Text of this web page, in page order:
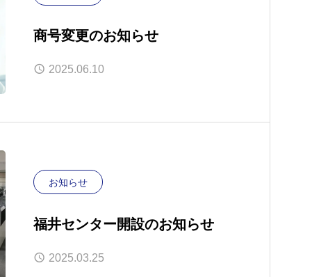
商号変更のお知らせ
2025.06.10
お知らせ
福井センター開設のお知らせ
2025.03.25